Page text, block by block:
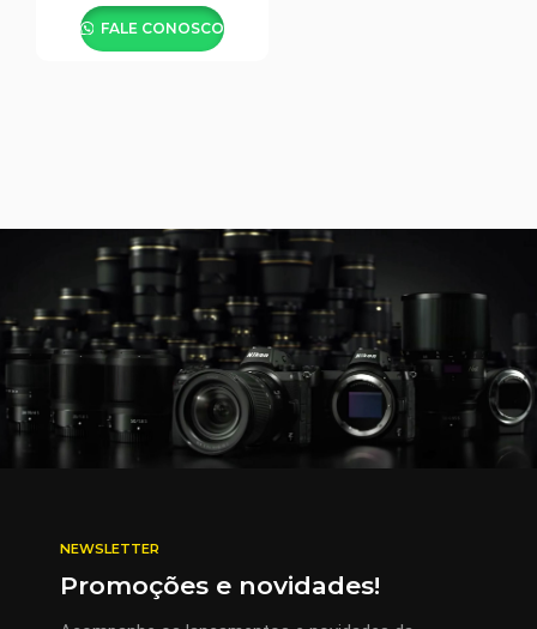
FALE CONOSCO
NEWSLETTER
Promoções e novidades!